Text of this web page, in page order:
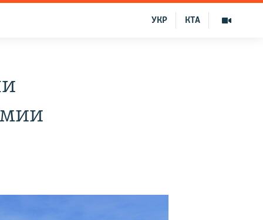
КТА
УКР